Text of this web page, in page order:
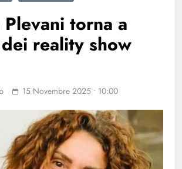
torna a
reality show
15 Novembre 2025 • 10:00